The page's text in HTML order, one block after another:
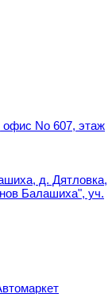
офис No 607, этаж
д. Дятловка,
Балашиха", уч.